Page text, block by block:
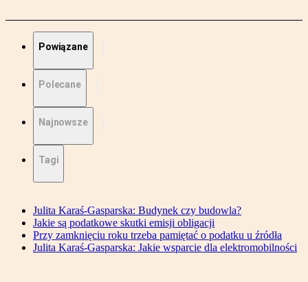
Powiązane
Polecane
Najnowsze
Tagi
Julita Karaś-Gasparska: Budynek czy budowla?
Jakie są podatkowe skutki emisji obligacji
Przy zamknięciu roku trzeba pamiętać o podatku u źródła
Julita Karaś-Gasparska: Jakie wsparcie dla elektromobilności